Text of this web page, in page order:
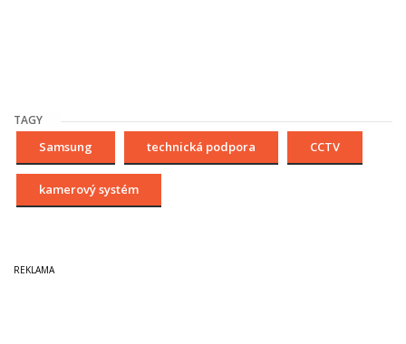
TAGY
Samsung technická podpora CCTV
kamerový systém